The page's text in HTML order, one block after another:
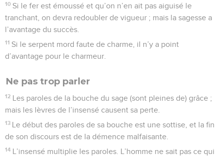
10 Si le fer est émoussé et qu’on n’en ait pas aiguisé le
tranchant, on devra redoubler de vigueur ; mais la sagesse a
l’avantage du succès.
11 Si le serpent mord faute de charme, il n’y a point
d’avantage pour le charmeur.
Ne pas trop parler
12 Les paroles de la bouche du sage (sont pleines de) grâce ;
mais les lèvres de l’insensé causent sa perte.
13 Le début des paroles de sa bouche est une sottise, et la fin
de son discours est de la démence malfaisante.
14 L’insensé multiplie les paroles. L’homme ne sait pas ce qui